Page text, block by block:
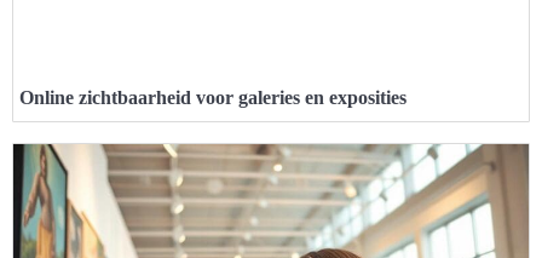
Online zichtbaarheid voor galeries en exposities